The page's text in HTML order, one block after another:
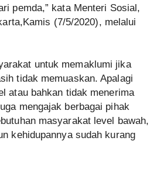
pemda,” kata Menteri Sosial,
(7/5/2020), melalui
untuk memaklumi jika
tidak memuaskan. Apalagi
atau bahkan tidak menerima
mengajak berbagai pihak
masyarakat level bawah,
kehidupannya sudah kurang